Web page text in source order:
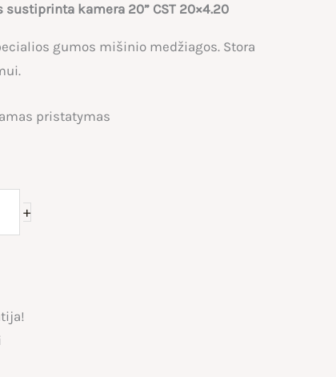
kamera 20” CST 20×4.20
gumos mišinio medžiagos. Stora
pristatymas
+